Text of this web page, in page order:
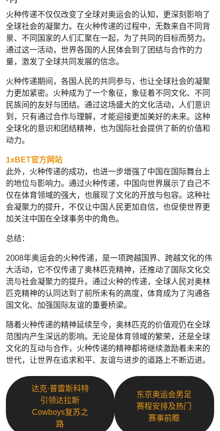
火种传递不仅仅改变了全球对奥运会的认知，更深刻影响了
全球社会的凝聚力。在火种传递的过程中，无数来自不同背
景、不同国家的人们汇聚在一起，为了共同的目标而努力。
通过这一活动，世界各国的人民体会到了团结与合作的力
量，激发了全球共同发展的信念。
火种传递期间，各国人民的共同参与，也让全球社会的凝聚
力更加紧密。火种成为了一个象征，象征着不同文化、不同
民族间的友好与团结。通过这场盛大的文化活动，人们意识
到，只有通过合作与理解，才能迎接更加美好的未来。这种
全球化的意识和团结精神，也为国际社会提供了新的价值和
动力。
1xBET官方网站
此外，火种传递的成功，也进一步增强了中国在国际舞台上
的地位与影响力。通过火种传递，中国向世界展示了自己不
仅在体育领域的强大，也展现了文化的开放与包容。这种社
会凝聚力的提升，不仅让中国人民更加自信，也促使世界更
加关注中国在全球事务中的角色。
总结：
2008年奥运会的火种传递，是一项跨越国界、跨越文化的伟
大活动，它不仅传递了奥林匹克精神，还推动了国际文化交
流与社会凝聚力的提升。通过火种的传递，全球人民对奥林
匹克精神的认同达到了前所未有的高度，体育成为了沟通各
国文化、加强国际友谊的重要桥梁。
随着火种传递的精神延续至今，奥林匹克的价值观仍在全球
范围内产生深远的影响。无论是体育领域的繁荣，还是全球
文化的互动与合作，火种传递的精神都将继续激励着未来的
世代，让世界在追求和平、友谊与进步的道路上不断迈进。
达克·普雷斯科特
引领达拉斯
Cowboys复苏之
路
东京奥运会男足
赛程安排及热门
赛事前瞻